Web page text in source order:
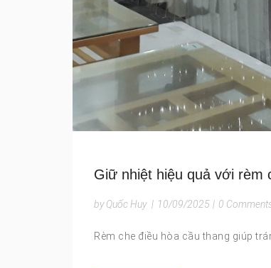
Giữ nhiệt hiệu quả với rèm
by Quốc Huy | 10/09/2025 | 0
Rèm che điều hòa cầu thang giúp